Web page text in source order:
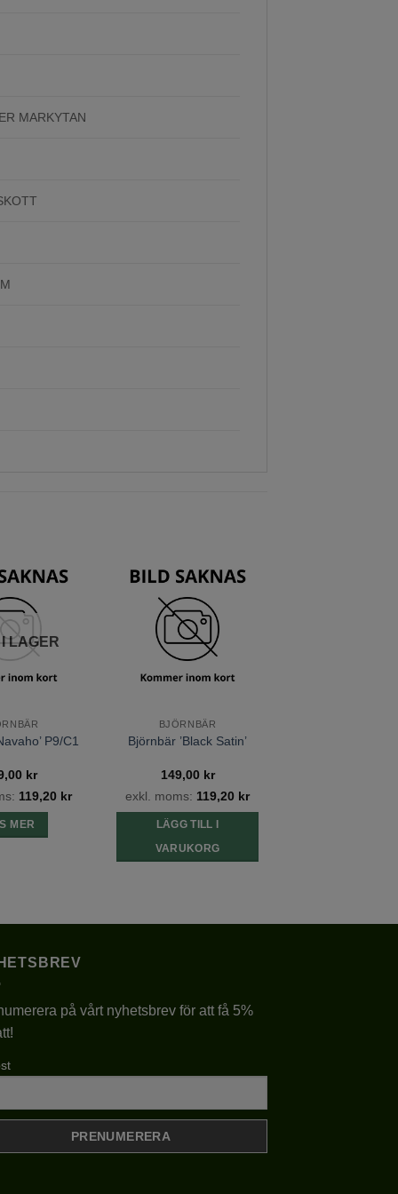
MARKYTAN
önskelista
LAGER
P9/C1
kr
119,20 kr
MER
önskelista
BJÖRNBÄR
Björnbär ’Black Satin’
149,00 kr
exkl. moms: 119,20 kr
LÄGG TILL I
VARUKORG
på vårt nyhetsbrev för att få 5%